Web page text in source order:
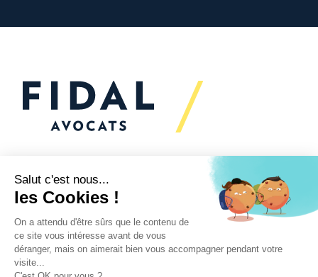
Vous souhaitez échanger
avec nous ?
Nous sommes
à votre écoute